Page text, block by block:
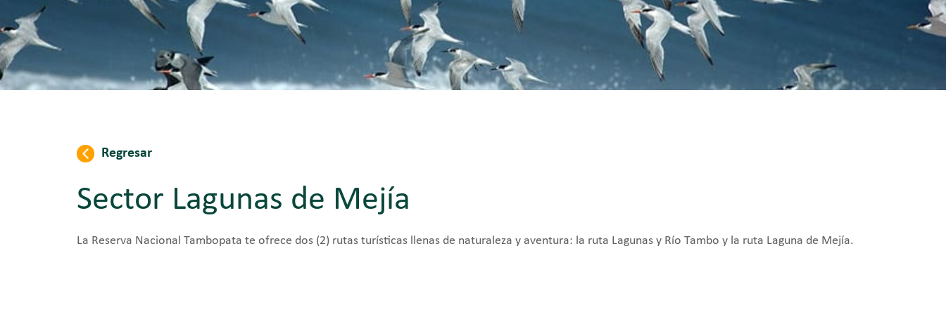
Regresar
Sector Lagunas de Mejía
La Reserva Nacional Tambopata te ofrece dos (2) rutas turísticas llenas de naturaleza y aventura: la ruta Lagunas y Río Tambo y la ruta Laguna de Mejía.